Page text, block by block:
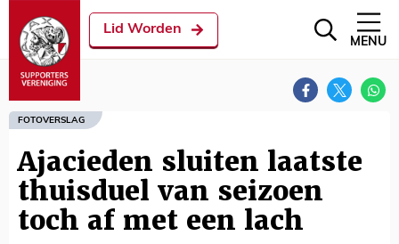
Lid Worden
MENU
FOTOVERSLAG
Ajacieden sluiten laatste
thuisduel van seizoen
toch af met een lach